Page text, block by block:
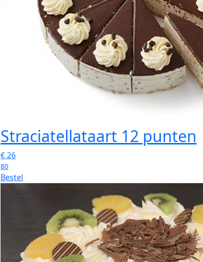
Straciatellataart 12 punten
€26
80
Bestel